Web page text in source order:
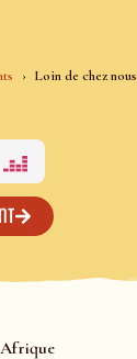
Loin de chez nous